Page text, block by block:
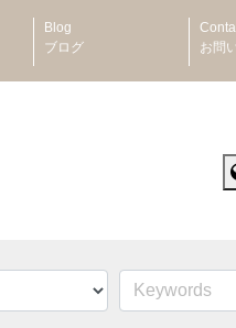
Blog
ブログ
お問